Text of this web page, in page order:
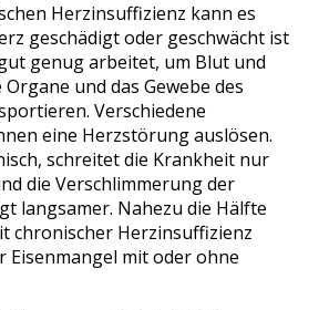
Herzinsuffizienz kann es
geschädigt oder geschwächt ist
genug arbeitet, um Blut und
und das Gewebe des
Verschiedene
eine Herzstörung auslösen.
schreitet die Krankheit nur
die Verschlimmerung der
langsamer. Nahezu die Hälfte
chronischer Herzinsuffizienz
Eisenmangel mit oder ohne